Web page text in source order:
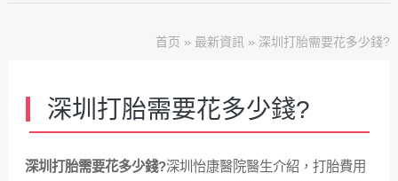
首页 » 最新資訊 » 深圳打胎需要花多少錢?
深圳打胎需要花多少錢?
深圳打胎需要花多少錢?深圳怡康醫院醫生介紹，打胎費用